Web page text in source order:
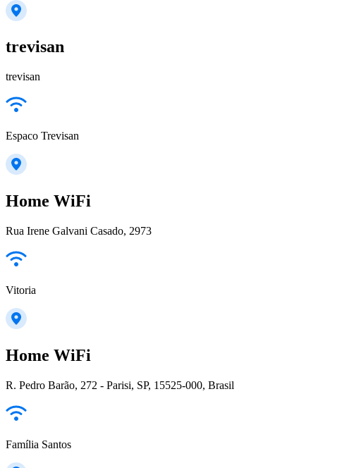
trevisan
trevisan
Espaco Trevisan
Home WiFi
Rua Irene Galvani Casado, 2973
Vitoria
Home WiFi
R. Pedro Barão, 272 - Parisi, SP, 15525-000, Brasil
Família Santos